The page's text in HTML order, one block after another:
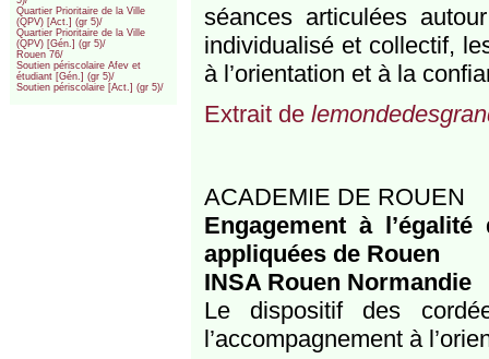
Quartier Prioritaire de la Ville
(QPV) [Act.] (gr 5)/
Quartier Prioritaire de la Ville
(QPV) [Gén.] (gr 5)/
Rouen 76/
Soutien périscolaire Afev et
étudiant [Gén.] (gr 5)/
Soutien périscolaire [Act.] (gr 5)/
séances articulées
individualisé et collectif,
à l’orientation et à la
Extrait de
ACADEMIE DE ROUEN
Engagement à
appliquées de Rouen
INSA Rouen Normandie
Le dispositif des
l’accompagnement à